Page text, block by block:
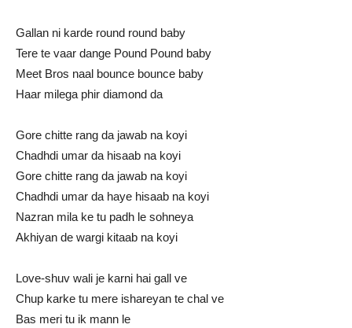
Gallan ni karde round round baby
Tere te vaar dange Pound Pound baby
Meet Bros naal bounce bounce baby
Haar milega phir diamond da
Gore chitte rang da jawab na koyi
Chadhdi umar da hisaab na koyi
Gore chitte rang da jawab na koyi
Chadhdi umar da haye hisaab na koyi
Nazran mila ke tu padh le sohneya
Akhiyan de wargi kitaab na koyi
Love-shuv wali je karni hai gall ve
Chup karke tu mere ishareyan te chal ve
Bas meri tu ik mann le